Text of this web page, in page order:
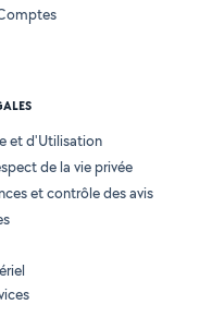
et d'Utilisation
de la vie privée
et contrôle des avis